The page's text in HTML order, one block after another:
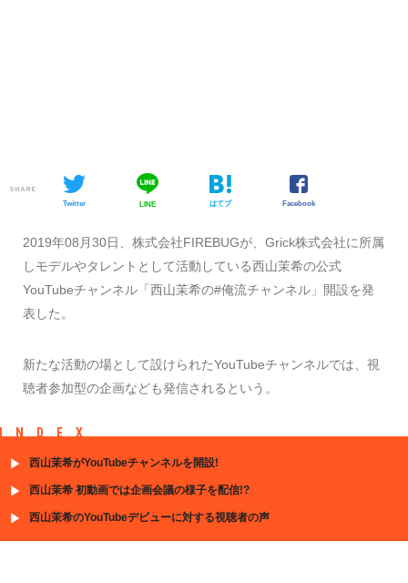
SHARE
Twitter LINE はてブ Facebook
2019年08月30日、株式会社FIREBUGが、Grick株式会社に所属
しモデルやタレントとして活動している西山茉希の公式
YouTubeチャンネル「西山茉希の#俺流チャンネル」開設を発
表した。
新たな活動の場として設けられたYouTubeチャンネルでは、視
聴者参加型の企画なども発信されるという。
INDEX
西山茉希がYouTubeチャンネルを開設!
西山茉希 初動画では企画会議の様子を配信!?
西山茉希のYouTubeデビューに対する視聴者の声